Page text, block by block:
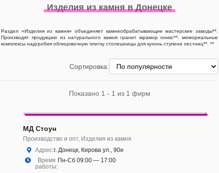
Изделия из камня в Донецке
Раздел «Изделия из камня» объединяет камнеобрабатывающие мастерские заводы**.
Производят продукцию из натурального камня гранит мрамор оникс**: мемориальные
комплексы надгробия облицовочную плитку столешницы для кухонь ступени лестниц**. **
Сортировка:
Показано 1 - 1 из 1 фирм
МД Стоун
Производство и опт, Изделия из камня
Адрес:г. Донецк, Кирова ул., 90е
Время
работы:
Пн-Сб 09:00 — 17:00